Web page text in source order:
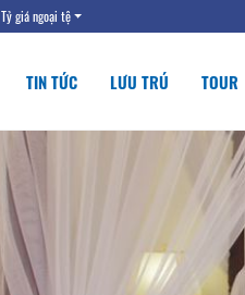
Tỷ giá ngoại tệ
TIN TỨC LƯU TRÚ TOUR